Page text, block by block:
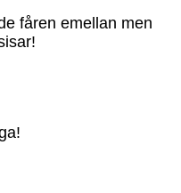
fåren emellan men